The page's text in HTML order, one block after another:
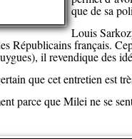
que de sa
Louis
Républicains français.
il revendique des
que cet entretien est
parce que Milei ne se